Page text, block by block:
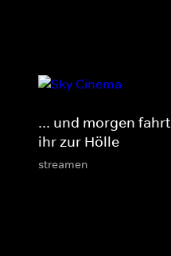
... und morgen fahrt
ihr zur Hölle
streamen